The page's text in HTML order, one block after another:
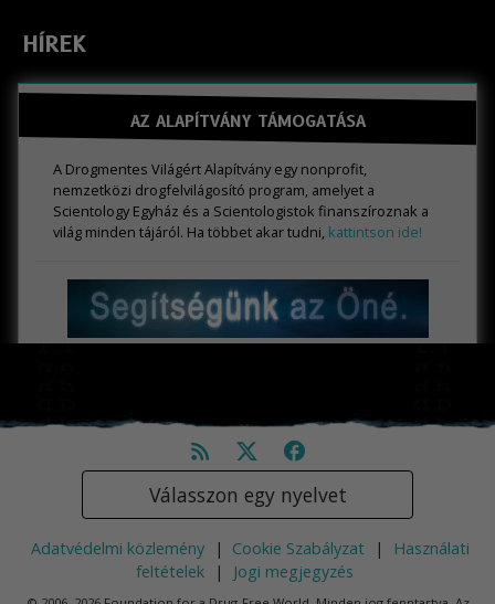
HÍREK
AZ ALAPÍTVÁNY TÁMOGATÁSA
A Drogmentes Világért Alapítvány egy nonprofit,
nemzetközi drogfelvilágosító program, amelyet a
Scientology Egyház és a Scientologistok finanszíroznak a
világ minden tájáról. Ha többet akar tudni, kattintson ide!
Válasszon egy nyelvet
Adatvédelmi közlemény | Cookie Szabályzat |
Használati
feltételek
| Jogi megjegyzés